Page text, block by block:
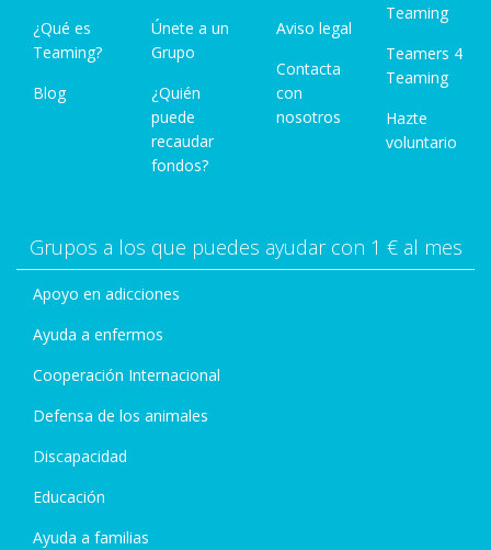
¿Qué es
Teaming?
Blog
Únete a un
Grupo
¿Quién
puede
recaudar
fondos?
Aviso legal
Contacta
con
nosotros
Teaming
Teamers 4
Teaming
Hazte
voluntario
Grupos a los que puedes ayudar con 1 € al mes
Apoyo en adicciones
Ayuda a enfermos
Cooperación Internacional
Defensa de los animales
Discapacidad
Educación
Ayuda a familias